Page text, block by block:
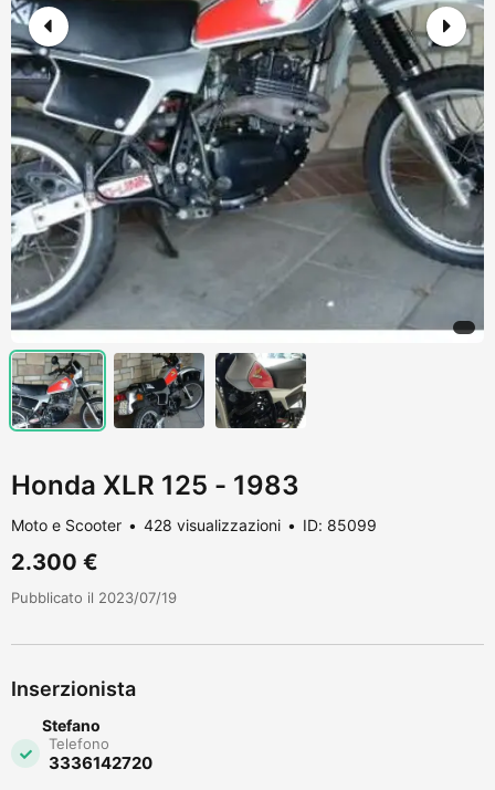
Honda XLR 125 - 1983
Moto e Scooter 428 visualizzazioni ID: 85099
2.300 €
Pubblicato il 2023/07/19
Inserzionista
Stefano
Telefono
3336142720